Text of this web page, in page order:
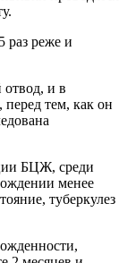
раз реже и
отвод, и в
тем, как он
БЦЖ, среди
менее
туберкулез